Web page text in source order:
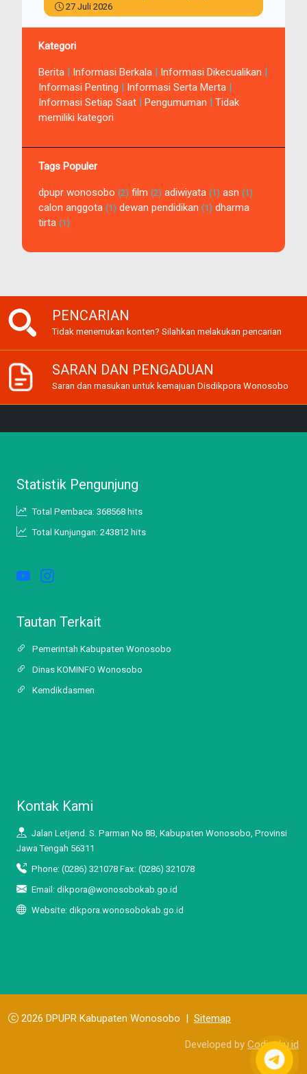
27 Juli 2026
Kategori
Berita | Informasi Berkala | Informasi Dikecualikan |
Informasi Penting | Informasi Serta Merta |
Informasi Setiap Saat | Pengumuman | Tidak
memiliki kategori
Tags Populer
dpupr wonosobo (2) film (2) adiwiyata (1) asn (1)
calon anggota (1) dewan pendidikan (1) dharma
tirta (1)
PENCARIAN
Tidak menemukan konten? Silahkan melakukan pencarian
SARAN DAN PENGADUAN
Saran dan masukan untuk kemajuan Disdikpora Wonosobo
Statistik Pengunjung
Total Pembaca: 368568 hits
Total Kunjungan: 243812 hits
Tautan Terkait
Pemerintah Kabupaten Wonosobo
Dinas KOMINFO Wonosobo
Kemdikdasmen
Kontak Kami
Jalan Letjend. S. Parman No 8B, Kabupaten Wonosobo, Provinsi
Jawa Tengah 56311
Phone: (0286) 321078 Fax: (0286) 321078
Email: dikpora@wonosobokab.go.id
Website: dikpora.wonosobokab.go.id
2026 DPUPR Kabupaten Wonosobo | Sitemap
Developed by Codingku.id